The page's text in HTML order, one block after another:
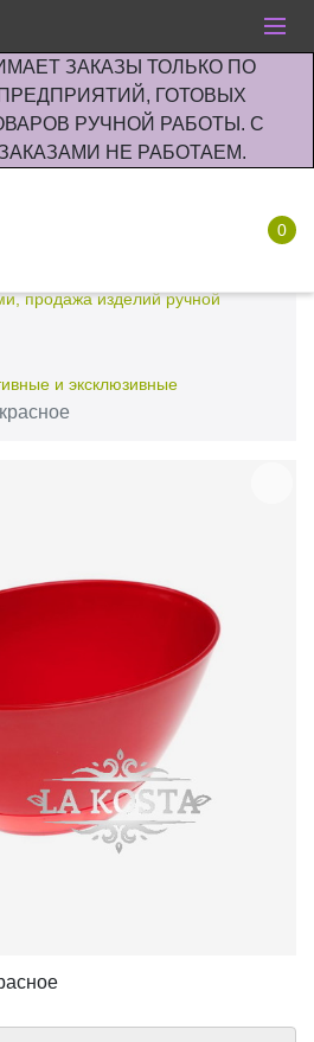
ЗАКАЗЫ ТОЛЬКО ПО
ГОТОВЫХ
РУЧНОЙ РАБОТЫ. С
НЕ РАБОТАЕМ.
0
продажа изделий ручной
и эксклюзивные